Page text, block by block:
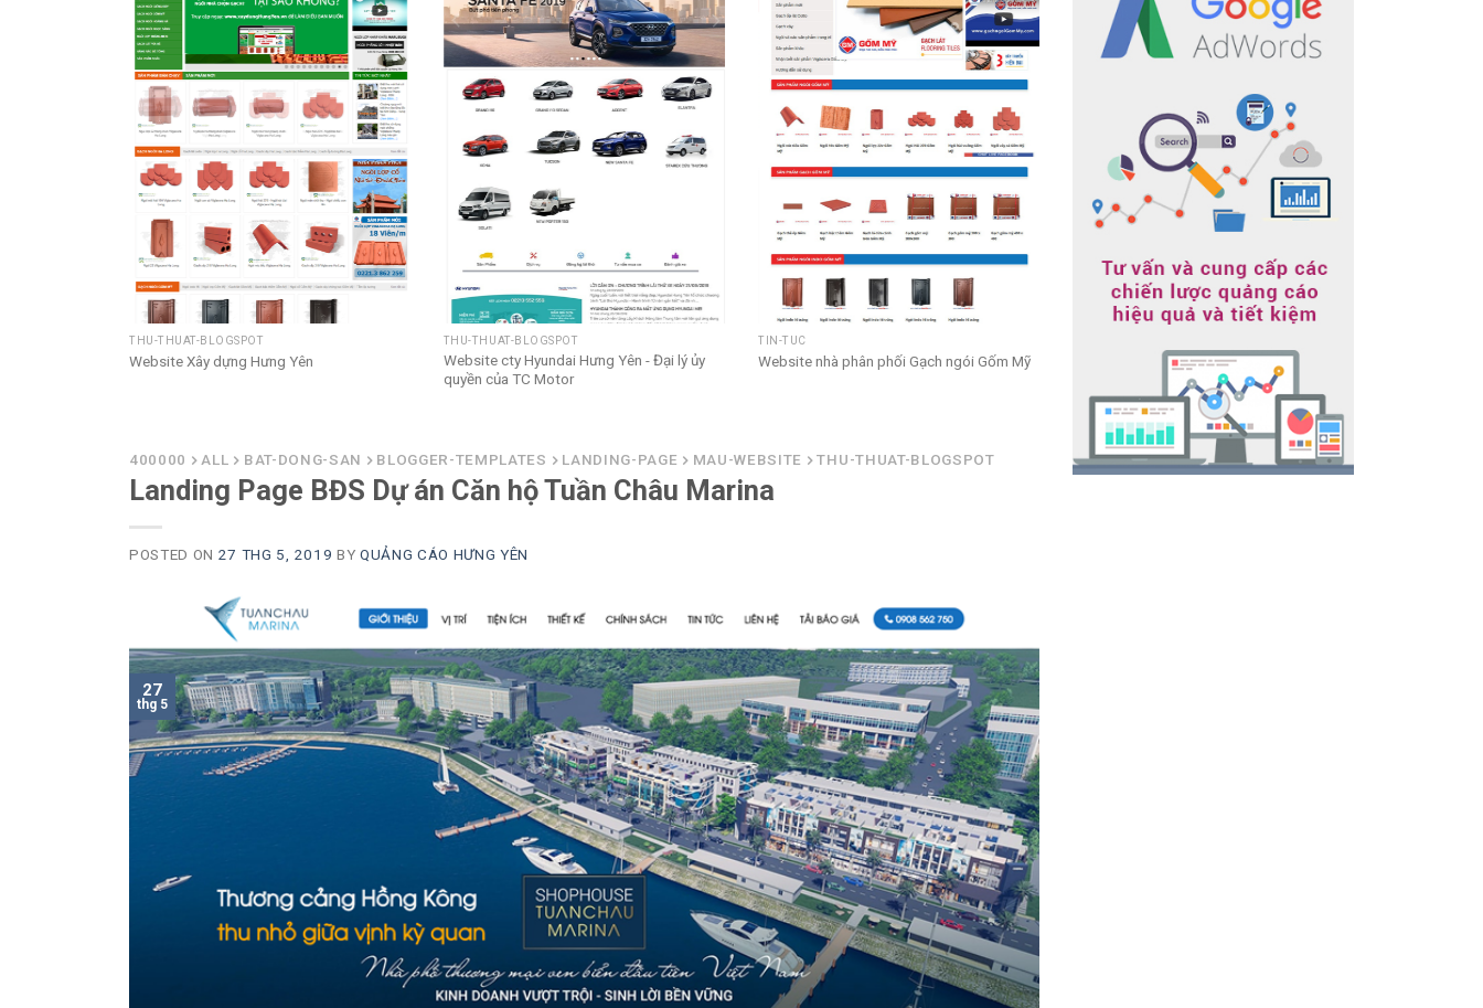
THU-THUAT-BLOGSPOT
Website Xây dựng Hưng Yên
THU-THUAT-BLOGSPOT
Website cty Hyundai Hưng Yên - Đại lý ủy
quyền của TC Motor
TIN-TUC
Website nhà phân phối Gạch ngói Gốm Mỹ
Công ty TNHH điện gia dụng Minh Phú -
www.mitsugold.com
400000 ALL BAT-DONG-SAN BLOGGER-TEMPLATES LANDING-PAGE MAU-WEBSITE THU-THUAT-BLOGSPOT
Landing Page BĐS Dự án Căn hộ Tuần Châu Marina
POSTED ON 27 THG 5, 2019 BY QUẢNG CÁO HƯNG YÊN
27
thg 5